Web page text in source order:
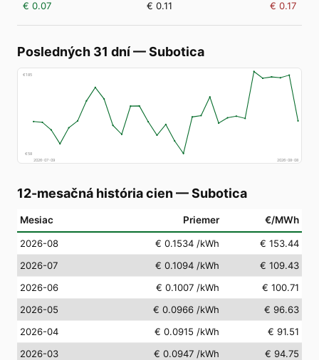
€ 0.07 € 0.11 € 0.17
Posledných 31 dní—Subotica
€185
€58
2026-07-09
2026-08-08
12-mesačná história cien —Subotica
Mesiac Priemer €/MWh
2026-08 € 0.1534 /kWh
€ 153.44
2026-07
€ 0.1094 /kWh
€ 109.43
2026-06
€ 0.1007 /kWh
€ 100.71
2026-05
€ 0.0966 /kWh
€ 96.63
2026-04
€ 0.0915 /kWh
€ 91.51
2026-03
€ 0.0947 /kWh
€ 94.75